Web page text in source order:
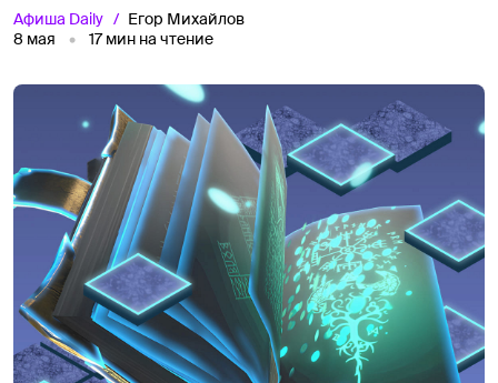
Афиша Daily
Егор Михайлов
8 мая
17мин на чтение